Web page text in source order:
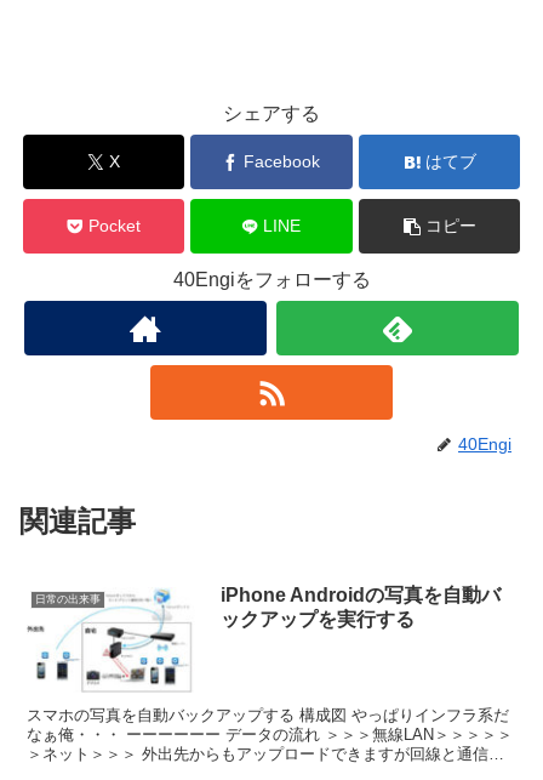
シェアする
X Facebook はてブ
Pocket LINE コピー
40Engiをフォローする
40Engi
関連記事
日常の出来事
iPhone Androidの写真を自動バ
ックアップを実行する
スマホの写真を自動バックアップする 構成図 やっぱりインフラ系だ
なぁ俺・・・ ーーーーーー データの流れ ＞＞＞無線LAN＞＞＞＞＞
＞ネット＞＞＞ 外出先からもアップロードできますが回線と通信費